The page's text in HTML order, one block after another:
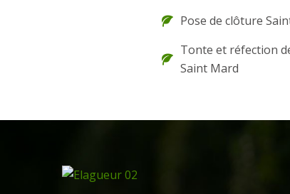
Pose de clôture
Tonte et réfection
Saint Mard